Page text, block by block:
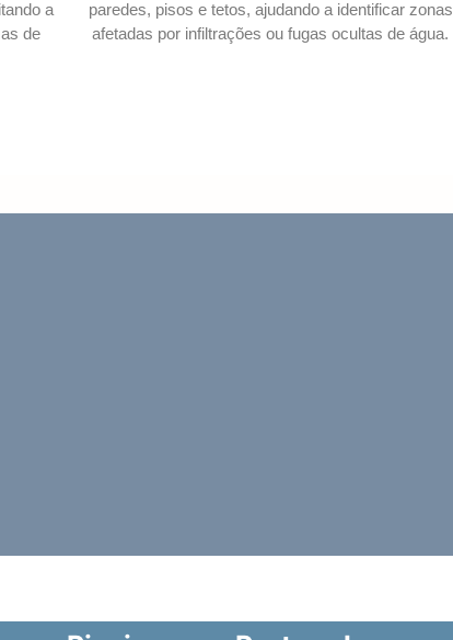
a
de
paredes, pisos e tetos, ajudando a identificar zonas
afetadas por infiltrações ou fugas ocultas de água.